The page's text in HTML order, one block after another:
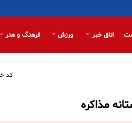
اتاق خبر ورزش فرهنگ و هنر
کد
مذاکره